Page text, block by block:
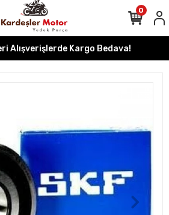
Alışverişlerde Kargo Bedava!
0